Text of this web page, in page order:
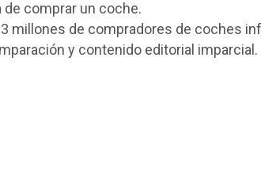
de Video
de Radio y Televisión
de comprar un coche.
millones de compradores de coches
y contenido editorial imparcial.